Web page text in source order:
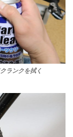
ランクを拭く